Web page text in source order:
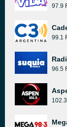
97.9
99.1
96.5